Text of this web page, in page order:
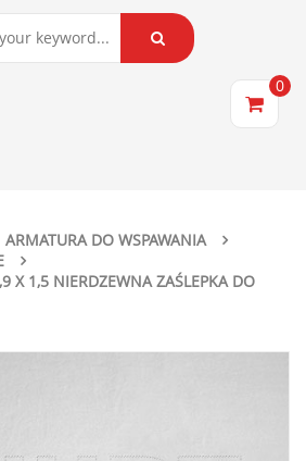
0
ARMATURA DO WSPAWANIA
X 1,5 NIERDZEWNA ZAŚLEPKA DO